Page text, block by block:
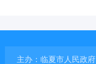
主办：临夏市人民政府